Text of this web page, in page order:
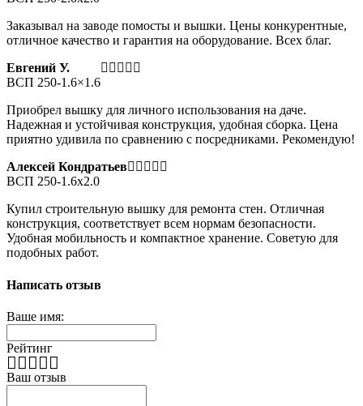
Заказывал на заводе помосты и вышки. Цены конкурентные,
отличное качество и гарантия на оборудование. Всех благ.
Евгений У.
ВСП 250-1.6×1.6
Приобрел вышку для личного использования на даче.
Надежная и устойчивая конструкция, удобная сборка. Цена
приятно удивила по сравнению с посредниками. Рекомендую!
Алексей Кондратьев
ВСП 250-1.6х2.0
Купил строительную вышку для ремонта стен. Отличная
конструкция, соответствует всем нормам безопасности.
Удобная мобильность и компактное хранение. Советую для
подобных работ.
Написать отзыв
Ваше имя:
Рейтинг
Ваш отзыв